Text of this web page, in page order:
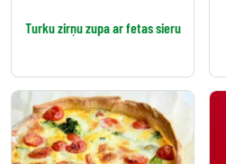
Turku zirņu zupa ar fetas sieru